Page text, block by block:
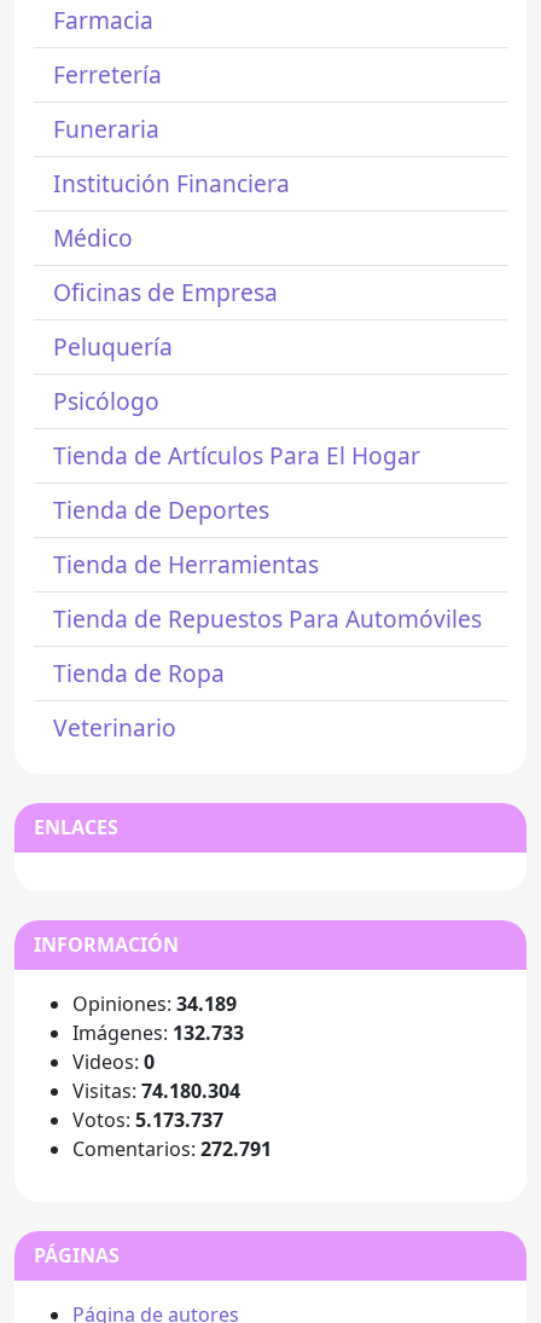
Farmacia
Ferretería
Funeraria
Institución Financiera
Médico
Oficinas de Empresa
Peluquería
Psicólogo
Tienda de Artículos Para El Hogar
Tienda de Deportes
Tienda de Herramientas
Tienda de Repuestos Para Automóviles
Tienda de Ropa
Veterinario
ENLACES
INFORMACIÓN
Opiniones: 34.189
Imágenes: 132.733
Videos: 0
Visitas: 74.180.304
Votos: 5.173.737
Comentarios: 272.791
PÁGINAS
Página de autores